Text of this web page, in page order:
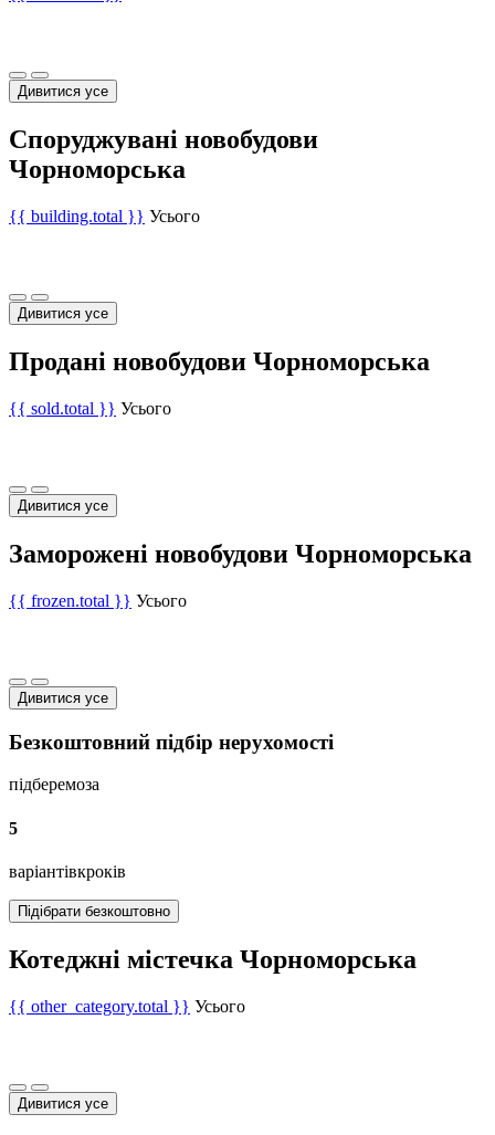
Дивитися усе
Споруджувані новобудови
Чорноморська
{{ building.total }} Усього
Дивитися усе
Продані новобудови Чорноморська
{{ sold.total }} Усього
Дивитися усе
Заморожені новобудови Чорноморська
{{ frozen.total }} Усього
Дивитися усе
Безкоштовний підбір нерухомості
підберемоза
5
варіантівкроків
Підібрати безкоштовно
Котеджні містечка Чорноморська
{{ other_category.total }} Усього
Дивитися усе